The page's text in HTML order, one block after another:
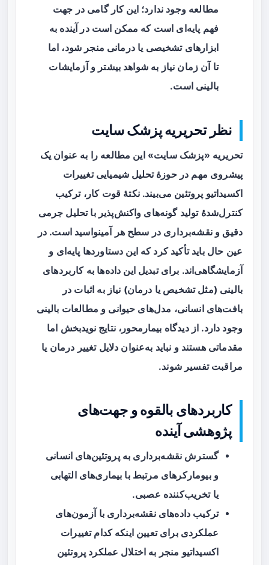
مطالعه وجود ندارد؛ این کار گامی در جهت
فهم پایه‌ای است که ممکن است در آینده به
ابزارهای تشخیصی یا درمانی منجر شود، اما
تا آن زمان نیاز به شواهد بیشتر و آزمایشات
بالینی است.
نظر تحریریه پزشک سایت
تحریریه «پزشک سایت» این مطالعه را به عنوان یک
پیشروی مهم در حوزهٔ تحلیل شیمیایی تغییرات
اکسیداتیو پروتئین می‌بیند. نکتهٔ قوت کار، ترکیب
کنترل‌شدهٔ تولید گونه‌های واکنش‌پذیر با تحلیل جرمی
دقیق و نقشه‌برداری در سطح هر آمینواسید است. در
عین حال باید تأکید کرد که این دستاوردها پایه‌ای و
آزمایشگاهی‌اند. برای تبدیل این داده‌ها به کاربردهای
بالینی (مثل تشخیص یا درمان) نیاز به اثبات در
بافت‌های انسانی، مدل‌های حیوانی و مطالعات بالینی
وجود دارد. از دیدگاه بیمارمحور، نتایج نویدبخش اما
مقدماتی هستند و نباید به‌عنوان دلایل تغییر درمان یا
مراقبت تفسیر شوند.
کاربردهای بالقوه و جهت‌های
پژوهشی آینده
گسترش نقشه‌برداری به پروتئین‌های انسانی
و بیومارکرهای مرتبط با بیماری‌های التهابی
یا تخریب‌کننده عصبی.
ترکیب داده‌های نقشه‌برداری با آزمون‌های
عملکردی برای تعیین اینکه کدام تغییرات
اکسیداتیو منجر به اختلال عملکرد پروتئین